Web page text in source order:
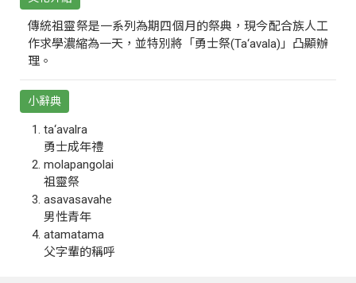
傳統祖靈祭是一系列為期四個月的祭典，現今配合族人工
作求學濃縮為一天，並特別將「勇士祭(Ta‘avala)」凸顯辦
理。
小辭典
ta‘avalra
勇士成年禮
molapangolai
祖靈祭
asavasavahe
男性青年
atamatama
父字輩的稱呼